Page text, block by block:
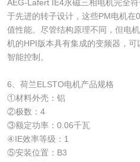
AEG-Lafert IE4永磁三相电机完全
于先进的转子设计，这些PM电机
值性能。尽管结构原理不同，但电
机的HPI版本具有集成的变频器，
智能控制。
6、荷兰ELSTO电机产品规格
①材料外壳：铝
②极数：4
③额定功率：0.06千瓦
④IE效率等级：1
⑤安装位置：B3